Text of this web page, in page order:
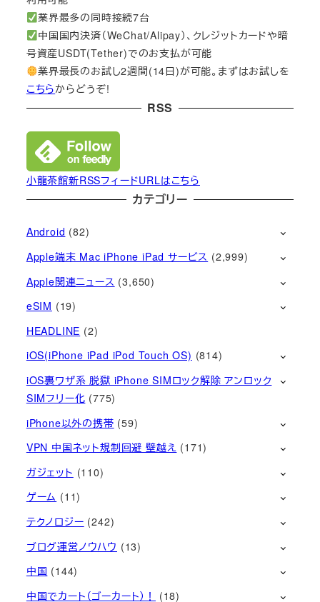
業界最多の同時接続7台
中国国内決済（WeChat/Alipay）、クレジットカードや暗
号資産USDT(Tether)でのお支払が可能
業界最長のお試し2週間(14日)が可能。まずはお試しを
こちらからどうぞ!
RSS
小龍茶館新RSSフィードURLはこちら
カテゴリー
Android (82)
Apple端末 Mac iPhone iPad サービス (2,999)
Apple関連ニュース (3,650)
eSIM (19)
HEADLINE (2)
iOS(iPhone iPad iPod Touch OS) (814)
iOS裏ワザ系 脱獄 iPhone SIMロック解除 アンロック
SIMフリー化 (775)
iPhone以外の携帯 (59)
VPN 中国ネット規制回避 壁越え (171)
ガジェット (110)
ゲーム (11)
テクノロジー (242)
ブログ運営ノウハウ (13)
中国 (144)
中国でカート（ゴーカート）！
(18)